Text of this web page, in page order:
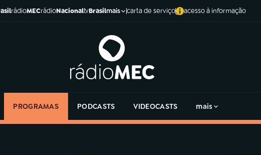
rádioMECrádioNacionaltvBrasilmais carta de serviço acesso à informação
PROGRAMAS PODCASTS VIDEOCASTS mais